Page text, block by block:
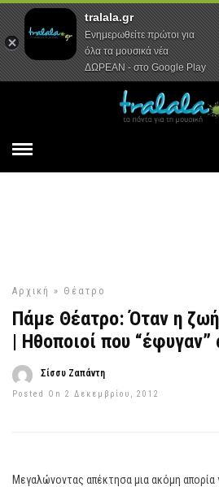
Αρχική Συνεντεύξεις
Αρχική » Θέατρο
Πάμε Θέατρο: Όταν η
| Ηθοποιοί που
Σίσσυ Ζαπάντη
Posted On 2 Δεκεμβρίου, 2012
Μεγαλώνοντας απέκτησα μια ακόμη απορία
tralala.gr
Ενημερωθείτε πρώτοι για
όλα τα μουσικά νέα
ΔΩΡΕΑΝ - στο Google Play